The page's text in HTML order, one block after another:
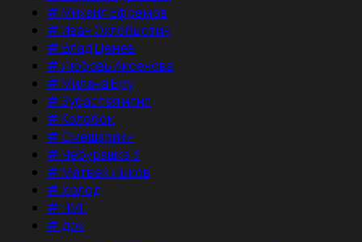
#Михаил Ефремов
#Иван Охлобыстин
#Влад Ценев
#Любовь Аксенова
#Милана Бру
#Зубастая няня
#Колобок
#Смешарики
#Чебурашка 3
#Матвей Лыков
#Холод
#НМГ
#док